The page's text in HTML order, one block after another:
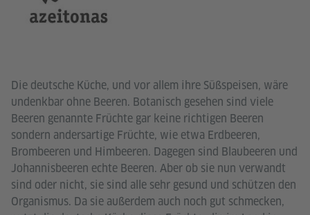
Die deutsche Küche, und vor allem ihre Süßspeisen, wäre
undenkbar ohne Beeren. Botanisch gesehen sind viele
Beeren genannte Früchte gar keine richtigen Beeren
sondern andersartige Früchte, wie etwa Erdbeeren,
Brombeeren und Himbeeren. Dagegen sind Blaubeeren und
Johannisbeeren echte Beeren. Aber ob sie nun verwandt
sind oder nicht, sie sind alle sehr gesund und schützen den
Organismus. Da sie außerdem auch noch gut schmecken,